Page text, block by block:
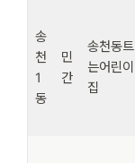
송
천
1
동
민
간
송천동트
는어린이
집